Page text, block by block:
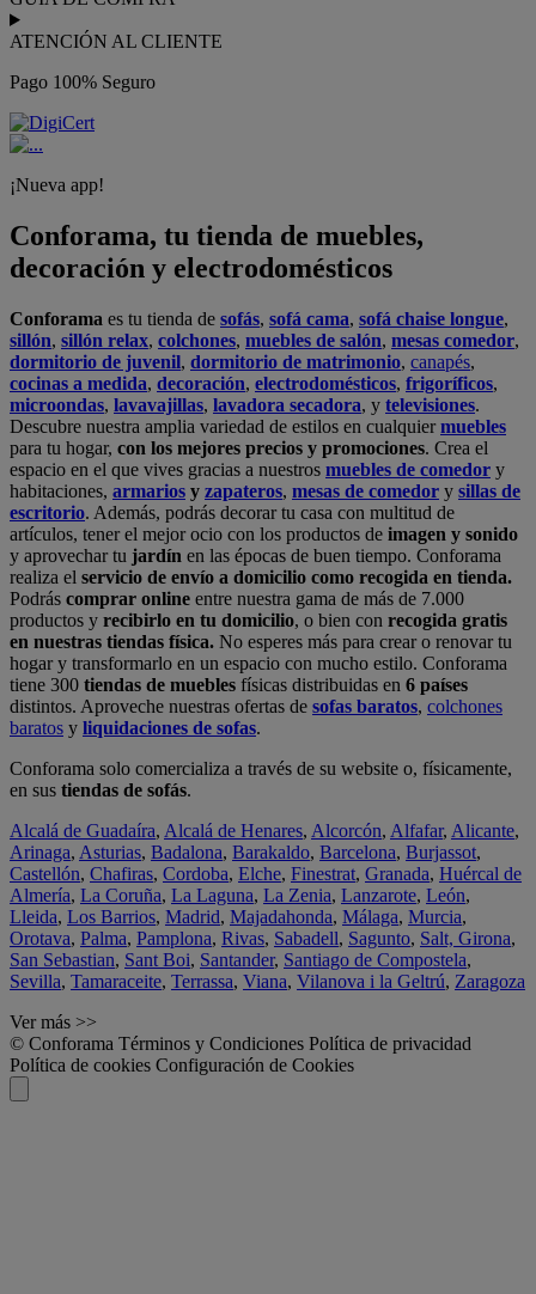
ATENCIÓN AL CLIENTE
Pago 100% Seguro
¡Nueva app!
Conforama, tu tienda de muebles,
decoración y electrodomésticos
Conforama es tu tienda de sofás, sofá cama, sofá chaise longue,
sillón, sillón relax, colchones, muebles de salón, mesas comedor,
dormitorio de juvenil, dormitorio de matrimonio, canapés,
cocinas a medida, decoración, electrodomésticos, frigoríficos,
microondas, lavavajillas, lavadora secadora, y televisiones.
Descubre nuestra amplia variedad de estilos en cualquiermuebles
para tu hogar, con los mejores precios y promociones. Crea el
espacio en el que vives gracias a nuestros muebles de comedor y
habitaciones, armarios y zapateros, mesas de comedor y sillas de
escritorio. Además, podrás decorar tu casa con multitud de
artículos, tener el mejor ocio con los productos de imagen y sonido
y aprovechar tu jardín en las épocas de buen tiempo. Conforama
realiza el servicio de envío a domicilio como recogida en tienda.
Podrás comprar online entre nuestra gama de más de 7.000
productos y recibirlo en tu domicilio, o bien con recogida gratis
en nuestras tiendas física. No esperes más para crear o renovar tu
hogar y transformarlo en un espacio con mucho estilo. Conforama
tiene 300 tiendas de muebles físicas distribuidas en 6 países
distintos. Aproveche nuestras ofertas de sofas baratos, colchones
baratos y liquidaciones de sofas.
Conforama solo comercializa a través de su website o, físicamente,
en sus tiendas de sofás.
Alcalá de Guadaíra, Alcalá de Henares, Alcorcón, Alfafar, Alicante,
Arinaga, Asturias, Badalona, Barakaldo, Barcelona, Burjassot,
Castellón, Chafiras, Cordoba, Elche, Finestrat, Granada, Huércal de
Almería, La Coruña, La Laguna, La Zenia, Lanzarote, León,
Lleida, Los Barrios, Madrid, Majadahonda, Málaga, Murcia,
Orotava, Palma, Pamplona, Rivas, Sabadell, Sagunto, Salt, Girona,
San Sebastian, Sant Boi, Santander, Santiago de Compostela,
Sevilla, Tamaraceite, Terrassa, Viana, Vilanova i la Geltrú, Zaragoza
Ver más >>
© Conforama Términos y Condiciones Política de privacidad
Política de cookies Configuración de Cookies